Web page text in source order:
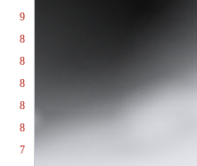
9
8
8
8
8
8
7